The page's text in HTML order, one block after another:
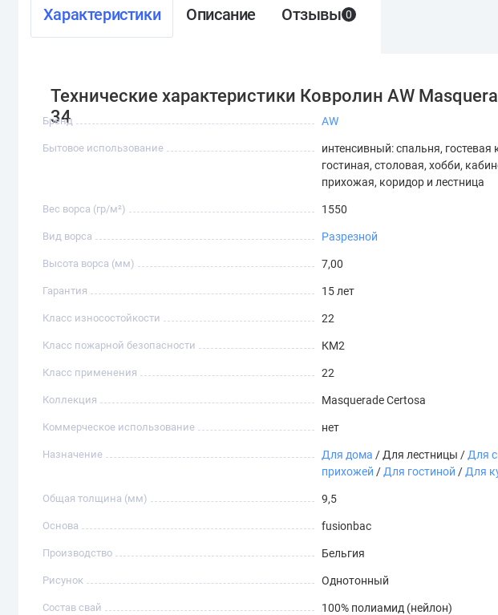
Характеристики Описание Отзывы 0
Технические характеристики Ковролин AW
34
Бренд AW
Бытовое использование
интенсивный: спальня, гостевая
гостиная, столовая, хобби,
прихожая, коридор и лестница
Вес ворса (гр/м²) 1550
Вид ворса Разрезной
Высота ворса (мм) 7,00
Гарантия 15 лет
Класс износостойкости 22
Класс пожарной безопасности КМ2
Класс применения 22
Коллекция Masquerade Certosa
Коммерческое использование нет
Назначение Для дома / Для лестницы / Для
прихожей / Для гостиной / Для
Общая толщина (мм) 9,5
Основа fusionbac
Производство Бельгия
Рисунок Однотонный
Состав свай 100% полиамид (нейлон)